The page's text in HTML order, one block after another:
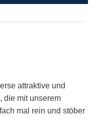
attraktive und
die mit unserem
mal rein und stöber